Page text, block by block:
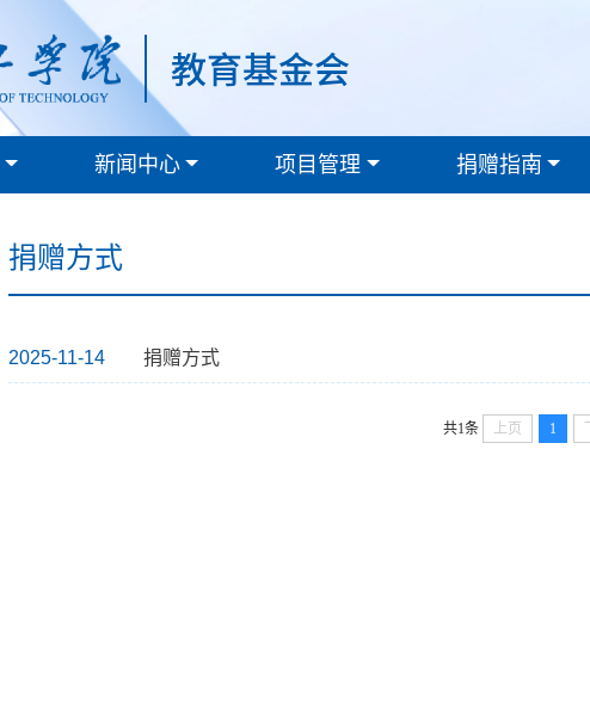
新闻中心 项目管理 捐赠指南
捐赠方式
2025-11-14 捐赠方式
共1条 上页 1